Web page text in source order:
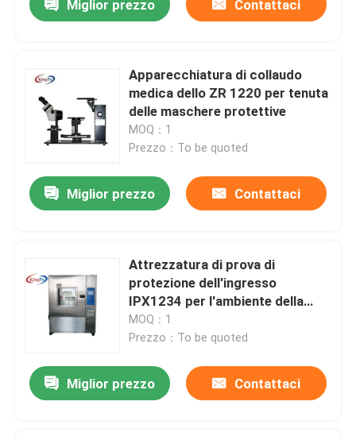
Miglior prezzo Contattaci
Apparecchiatura di collaudo
medica dello ZR 1220 per tenuta
delle maschere protettive
MOQ：1
Prezzo：To be quoted
Miglior prezzo Contattaci
Attrezzatura di prova di
protezione dell'ingresso
IPX1234 per l'ambiente della
pioggia
MOQ：1
Prezzo：To be quoted
Miglior prezzo Contattaci